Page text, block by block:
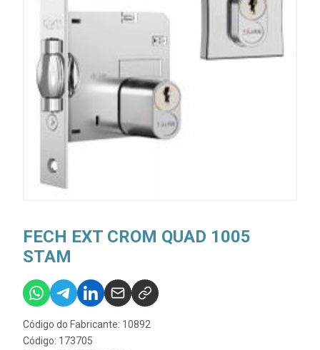
FECH EXT CROM QUAD 1005
STAM
Código do Fabricante: 10892
Código: 173705